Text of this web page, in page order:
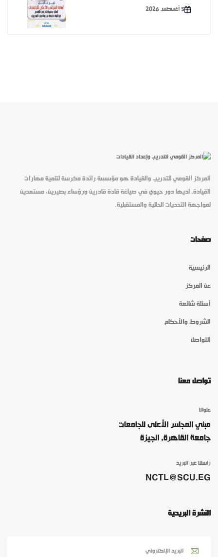
5 أغسطس 2026
المركز القومي للتدريب والقيادة هو مؤسسة رائدة مكرسة لتنمية مهارات
القيادة. لديها دور حيوي في صياغة قادة قادرين ورؤساء بصيرين، مستعدين
لمواجهة التحديات الحالية والمستقبلية.
صفحات
الرئيسية
عن المركز
أسئلة شائعة
الشروط والأحكام
التواصل
تواصل معنا
عنوانا
مبني المجلس الأعلى للجامعات
جامعة القاهرة, الجيزة
راسلنا عبر البريد
NCTL@SCU.EG
النشرة البريدية